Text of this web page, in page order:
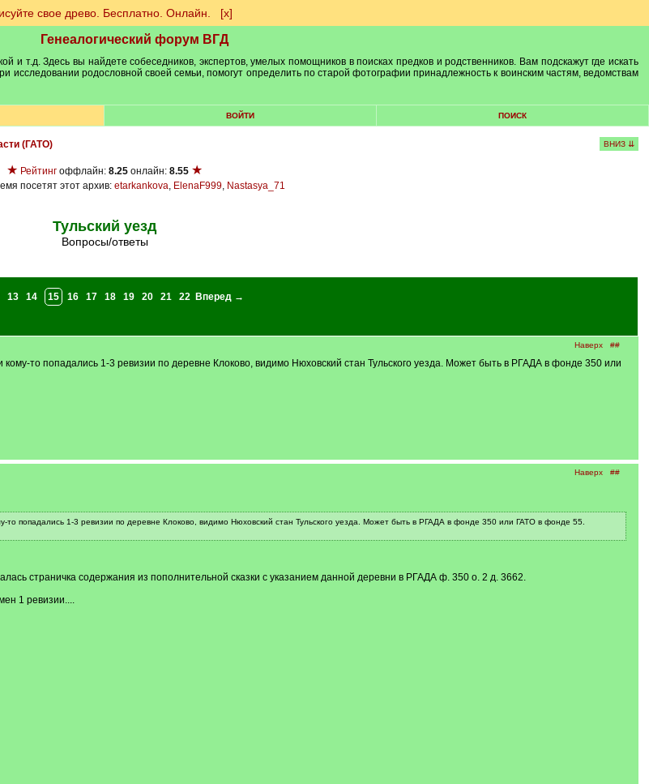
свое древо. Бесплатно. Онлайн. [х]
Генеалогический форум ВГД
и т.д. Здесь вы найдете собеседников, экспертов, умелых помощников в поисках предков и родственников. Вам подскажут где искать
исследовании родословной своей семьи, помогут определить по старой фотографии принадлежность к воинским частям, ведомствам
ВОЙТИ ПОИСК
(ГАТО) ВНИЗ ⇊
★ Рейтинг оффлайн: 8.25 онлайн: 8.55 ★
посетят этот архив: etarkankova, ElenaF999, Nastasya_71
Тульский уезд
Вопросы/ответы
13 14 15 16 17 18 19 20 21 22
Вперед →
Наверх ##
то попадались 1-3 ревизии по деревне Клоково, видимо Нюховский стан Тульского уезда. Может быть в РГАДА в фонде 350 или
Наверх ##
попадались 1-3 ревизии по деревне Клоково, видимо Нюховский стан Тульского уезда. Может быть в РГАДА в фонде 350 или ГАТО в фонде 55.
страничка содержания из пополнительной сказки с указанием данной деревни в РГАДА ф. 350 о. 2 д. 3662.
1 ревизии....